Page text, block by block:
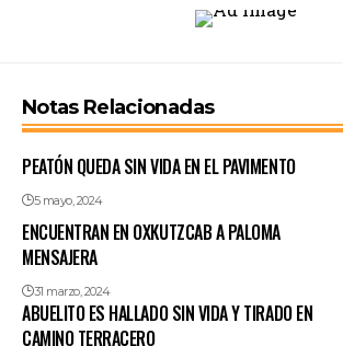
Notas Relacionadas
PEATÓN QUEDA SIN VIDA EN EL PAVIMENTO
5 mayo, 2024
ENCUENTRAN EN OXKUTZCAB A PALOMA
MENSAJERA
31 marzo, 2024
ABUELITO ES HALLADO SIN VIDA Y TIRADO EN
CAMINO TERRACERO